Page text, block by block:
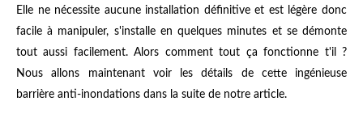
Elle ne nécessite aucune installation définitive et est légère donc
facile à manipuler, s'installe en quelques minutes et se démonte
tout aussi facilement. Alors comment tout ça fonctionne t'il ?
Nous allons maintenant voir les détails de cette ingénieuse
barrière anti-inondations dans la suite de notre article.